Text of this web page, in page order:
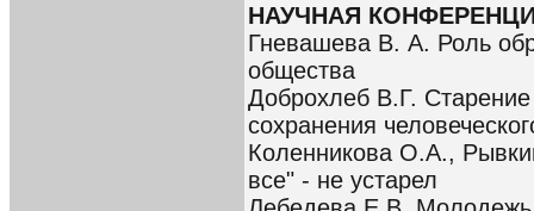
НАУЧНАЯ
Гневашева В. А. Роль
общества
Доброхлеб В.Г.
сохранения
Коленникова О.А.,
все" - не устарел